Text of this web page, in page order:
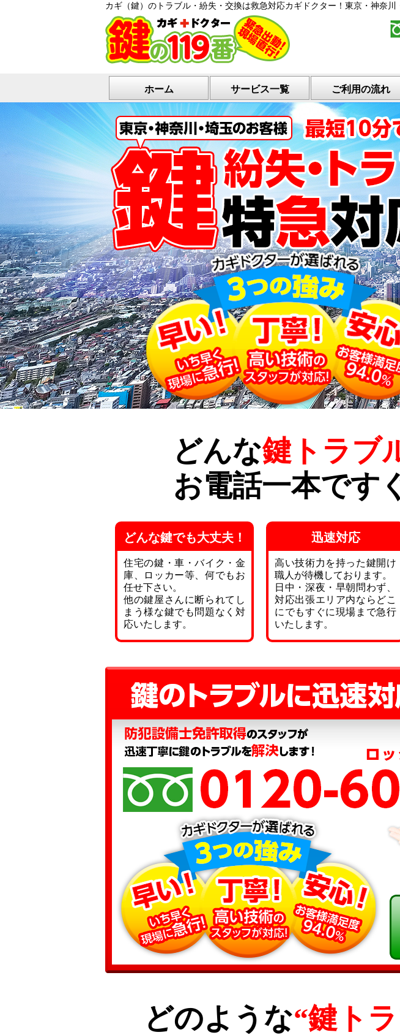
カギ（鍵）のトラブル・紛失・交換は救急対応カギドクター！東京・神奈川
ホーム サービス一覧 ご利用の流れ
どんな鍵トラブ
お電話一本です
どんな鍵でも大丈夫！
住宅の鍵・車・バイク・金
庫、ロッカー等、何でもお
任せ下さい。
他の鍵屋さんに断られてし
まう様な鍵でも問題なく対
応いたします。
迅速対応
高い技術力を持った鍵開け
職人が待機しております。
日中・深夜・早朝問わず、
対応出張エリア内ならどこ
にでもすぐに現場まで急行
いたします。
どのような“鍵ト